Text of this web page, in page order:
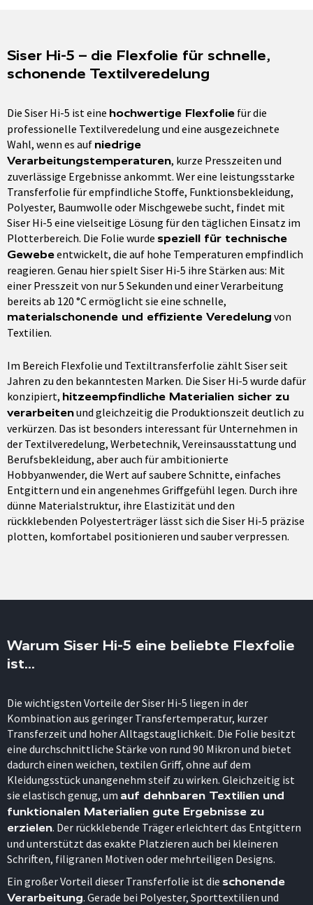
Siser Hi-5 – die Flexfolie für schnelle,
schonende Textilveredelung
Die Siser Hi-5 ist eine hochwertige Flexfolie für die
professionelle Textilveredelung und eine ausgezeichnete
Wahl, wenn es auf niedrige
Verarbeitungstemperaturen, kurze Presszeiten und
zuverlässige Ergebnisse ankommt. Wer eine leistungsstarke
Transferfolie für empfindliche Stoffe, Funktionsbekleidung,
Polyester, Baumwolle oder Mischgewebe sucht, findet mit
Siser Hi-5 eine vielseitige Lösung für den täglichen Einsatz im
Plotterbereich. Die Folie wurde speziell für technische
Gewebeentwickelt, die auf hohe Temperaturen empfindlich
reagieren. Genau hier spielt Siser Hi-5 ihre Stärken aus: Mit
einer Presszeit von nur 5 Sekunden und einer Verarbeitung
bereits ab 120 °C ermöglicht sie eine schnelle,
materialschonende und effiziente Veredelung von
Textilien.
Im Bereich Flexfolie und Textiltransferfolie zählt Siser seit
Jahren zu den bekanntesten Marken. Die Siser Hi-5 wurde dafür
konzipiert, hitzeempfindliche Materialien sicher zu
verarbeitenund gleichzeitig die Produktionszeit deutlich zu
verkürzen. Das ist besonders interessant für Unternehmen in
der Textilveredelung, Werbetechnik, Vereinsausstattung und
Berufsbekleidung, aber auch für ambitionierte
Hobbyanwender, die Wert auf saubere Schnitte, einfaches
Entgittern und ein angenehmes Griffgefühl legen. Durch ihre
dünne Materialstruktur, ihre Elastizität und den
rückklebenden Polyesterträger lässt sich die Siser Hi-5 präzise
plotten, komfortabel positionieren und sauber verpressen.
Warum Siser Hi-5 eine beliebte Flexfolie
ist...
Die wichtigsten Vorteile der Siser Hi-5 liegen in der
Kombination aus geringer Transfertemperatur, kurzer
Transferzeit und hoher Alltagstauglichkeit. Die Folie besitzt
eine durchschnittliche Stärke von rund 90 Mikron und bietet
dadurch einen weichen, textilen Griff, ohne auf dem
Kleidungsstück unangenehm steif zu wirken. Gleichzeitig ist
sie elastisch genug, um auf dehnbaren Textilien und
funktionalen Materialien gute Ergebnisse zu
erzielen. Der rückklebende Träger erleichtert das Entgittern
und unterstützt das exakte Platzieren auch bei kleineren
Schriften, filigranen Motiven oder mehrteiligen Designs.
Ein großer Vorteil dieser Transferfolie ist die schonende
Verarbeitung. Gerade bei Polyester, Sporttextilien und